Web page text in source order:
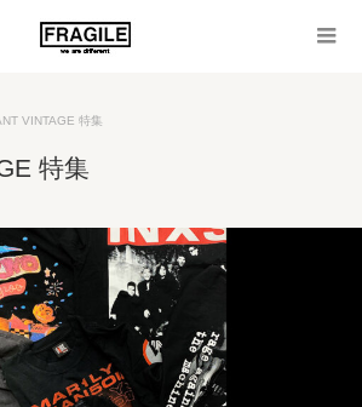
VINTAGE 特集
特集